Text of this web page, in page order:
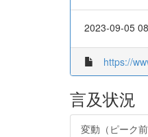
2023-09-05
https://
言及状況
変動（ピーク前